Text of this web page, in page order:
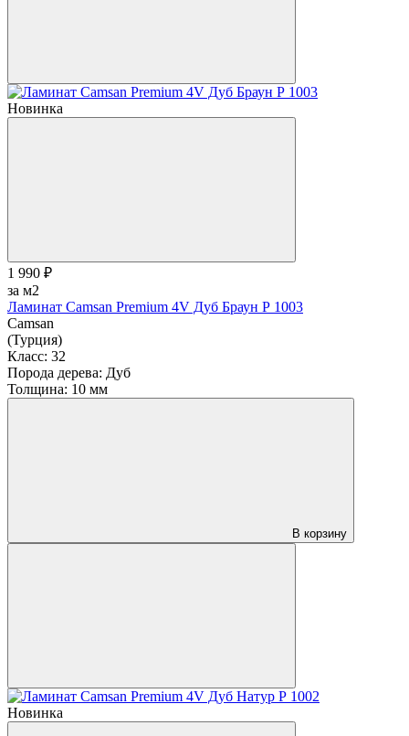
Новинка
1 990 ₽
за м2
Ламинат Camsan Premium 4V Дуб Браун Р 1003
Camsan
(Турция)
Класс: 32
Порода дерева: Дуб
Толщина: 10 мм
В корзину
Новинка